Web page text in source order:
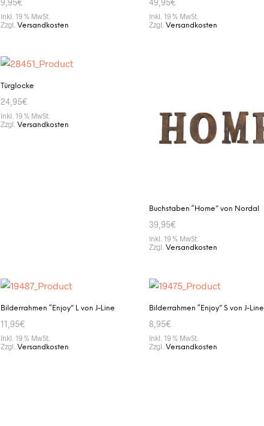
Inkl. 19 % MwSt.
Zzgl. Versandkosten
Inkl. 19 % MwSt.
Zzgl.Versandkosten
Türglocke
24,95€
Inkl. 19 % MwSt.
Zzgl. Versandkosten
Buchstaben “Home” von Nordal
39,95€
Inkl. 19 % MwSt.
Zzgl.Versandkosten
Bilderrahmen “Enjoy” L von J-Line
11,95€
Inkl. 19 % MwSt.
Zzgl. Versandkosten
Bilderrahmen “Enjoy” S von J-Line
8,95€
Inkl. 19 % MwSt.
Zzgl.Versandkosten